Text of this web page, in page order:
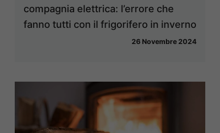
compagnia elettrica: l’errore che
fanno tutti con il frigorifero in inverno
26 Novembre 2024